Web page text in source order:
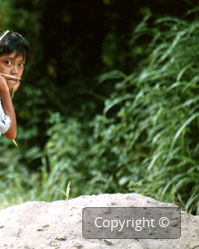
© Copyright